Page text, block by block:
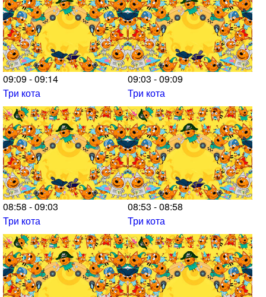
09:09 - 09:14
Три кота
09:03 - 09:09
Три кота
08:58 - 09:03
Три кота
08:53 - 08:58
Три кота